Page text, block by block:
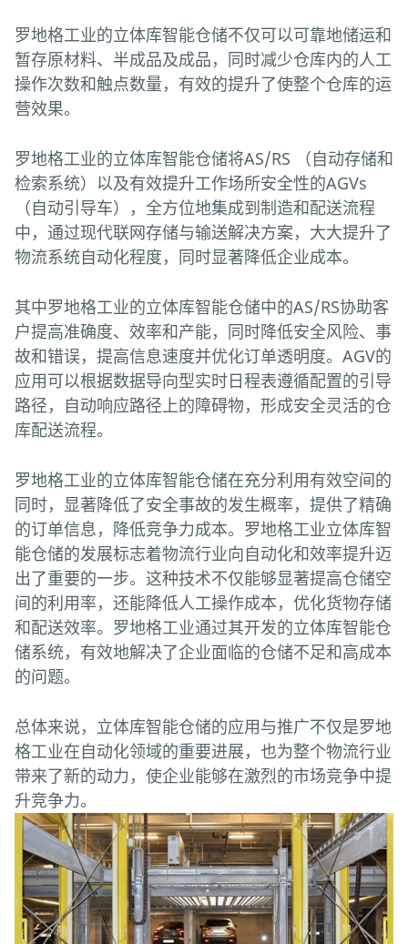
罗地格工业的立体库智能仓储不仅可以可靠地储运和
暂存原材料、半成品及成品，同时减少仓库内的人工
操作次数和触点数量，有效的提升了使整个仓库的运
营效果。
罗地格工业的立体库智能仓储将AS/RS （自动存储和
检索系统）以及有效提升工作场所安全性的AGVs
（自动引导车），全方位地集成到制造和配送流程
中，通过现代联网存储与输送解决方案，大大提升了
物流系统自动化程度，同时显著降低企业成本。
其中罗地格工业的立体库智能仓储中的AS/RS协助客
户提高准确度、效率和产能，同时降低安全风险、事
故和错误，提高信息速度并优化订单透明度。AGV的
应用可以根据数据导向型实时日程表遵循配置的引导
路径，自动响应路径上的障碍物，形成安全灵活的仓
库配送流程。
罗地格工业的立体库智能仓储在充分利用有效空间的
同时，显著降低了安全事故的发生概率，提供了精确
的订单信息，降低竞争力成本。罗地格工业立体库智
能仓储的发展标志着物流行业向自动化和效率提升迈
出了重要的一步。这种技术不仅能够显著提高仓储空
间的利用率，还能降低人工操作成本，优化货物存储
和配送效率。罗地格工业通过其开发的立体库智能仓
储系统，有效地解决了企业面临的仓储不足和高成本
的问题。
总体来说，立体库智能仓储的应用与推广不仅是罗地
格工业在自动化领域的重要进展，也为整个物流行业
带来了新的动力，使企业能够在激烈的市场竞争中提
升竞争力。